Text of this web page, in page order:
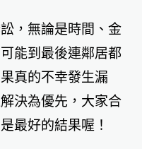
，無論是時間、金
能到最後連鄰居都
真的不幸發生漏
決為優先，大家合
最好的結果喔！